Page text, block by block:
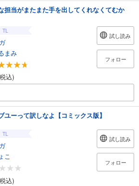
担当がまたまた手を出してくれなくてむか
TL
まみ
込)
試し読み
フォロー
ユーって訳しなよ【コミックス版】
TL
こ
込)
試し読み
フォロー